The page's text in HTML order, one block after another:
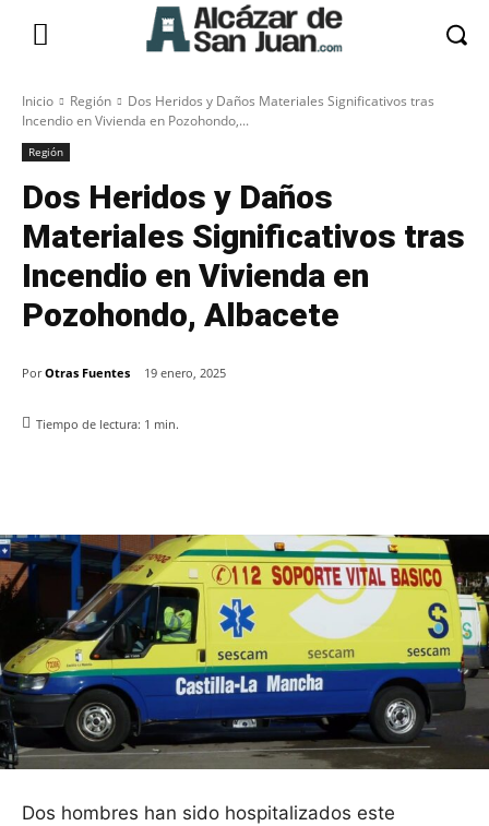
Inicio Región
Dos Heridos y Daños Materiales Significativos tras
Incendio en Vivienda en Pozohondo,...
Región
Dos Heridos y Daños
Materiales Significativos tras
Incendio en Vivienda en
Pozohondo, Albacete
Por Otras Fuentes 19 enero, 2025
Tiempo de lectura: 1 min.
Dos hombres han sido hospitalizados este